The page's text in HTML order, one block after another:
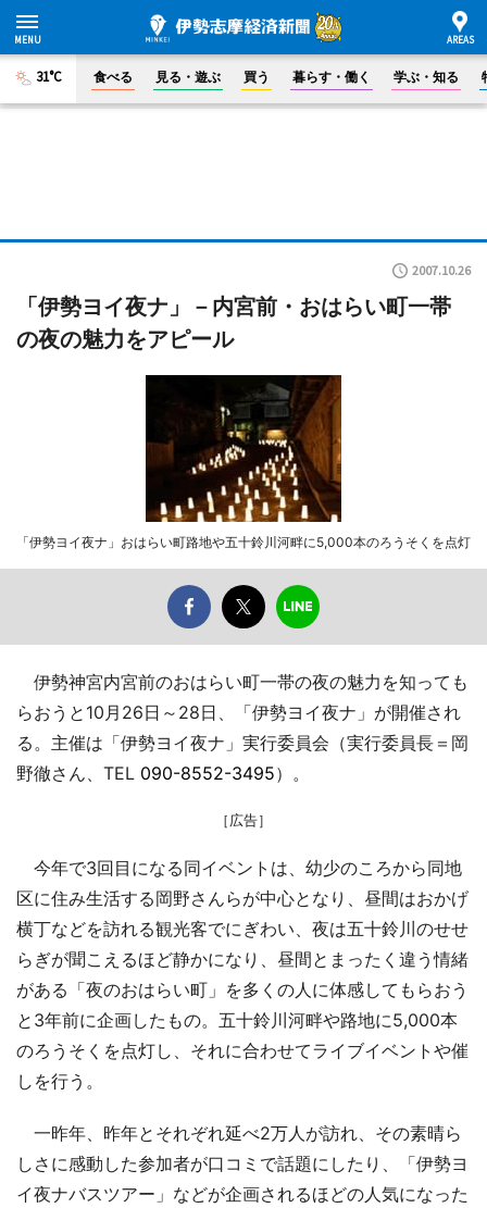
31°C 食べる 見る・遊ぶ 買う 暮らす・働く 学ぶ・知る
2007.10.26
「伊勢ヨイ夜ナ」－内宮前・おはらい町一帯
の夜の魅力をアピール
「伊勢ヨイ夜ナ」おはらい町路地や五十鈴川河畔に5,000本のろうそくを点灯
伊勢神宮内宮前のおはらい町一帯の夜の魅力を知っても
らおうと10月26日～28日、「伊勢ヨイ夜ナ」が開催され
る。主催は「伊勢ヨイ夜ナ」実行委員会（実行委員長＝岡
野徹さん、TEL 090-8552-3495）。
［広告］
今年で3回目になる同イベントは、幼少のころから同地
区に住み生活する岡野さんらが中心となり、昼間はおかげ
横丁などを訪れる観光客でにぎわい、夜は五十鈴川のせせ
らぎが聞こえるほど静かになり、昼間とまったく違う情緒
がある「夜のおはらい町」を多くの人に体感してもらおう
と3年前に企画したもの。五十鈴川河畔や路地に5,000本
のろうそくを点灯し、それに合わせてライブイベントや催
しを行う。
一昨年、昨年とそれぞれ延べ2万人が訪れ、その素晴ら
しさに感動した参加者が口コミで話題にしたり、「伊勢ヨ
イ夜ナバスツアー」などが企画されるほどの人気になった